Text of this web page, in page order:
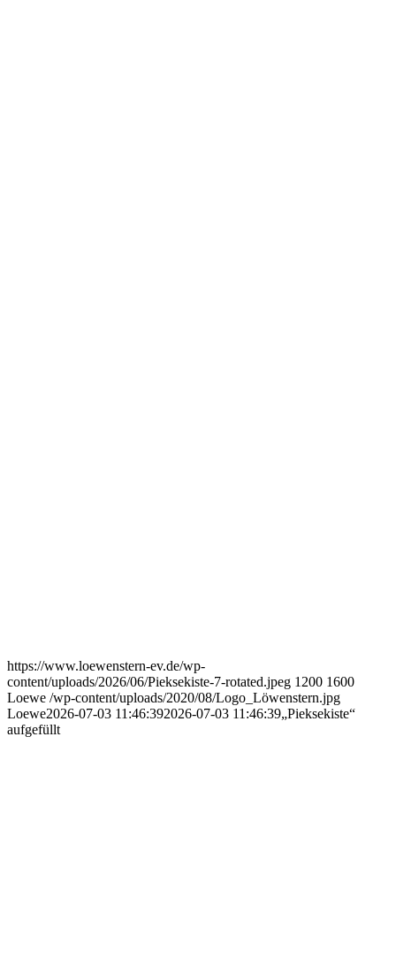
https://www.loewenstern-ev.de/wp-
content/uploads/2026/06/Pieksekiste-7-rotated.jpeg 1200 1600
Loewe /wp-content/uploads/2020/08/Logo_Löwenstern.jpg
Loewe2026-07-03 11:46:392026-07-03 11:46:39„Pieksekiste“
aufgefüllt